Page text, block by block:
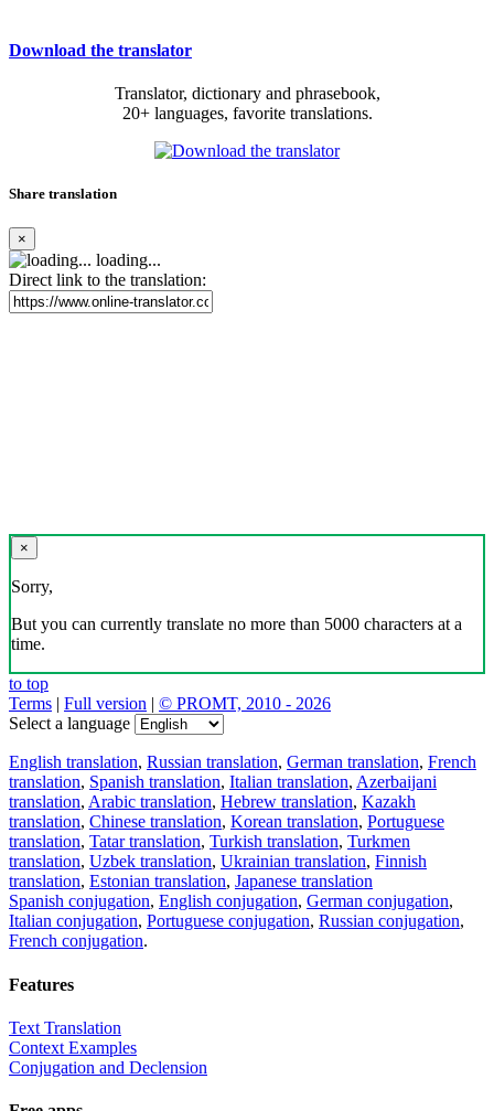
Download the translator
Translator, dictionary and phrasebook,
20+ languages, favorite translations.
Share translation
×
loading...
Direct link to the translation:
×
Sorry,
But you can currently translate no more than 5000 characters at a
time.
to top
Terms | Full version | © PROMT, 2010 - 2026
Select a language
English translation, Russian translation, German translation, French
translation, Spanish translation, Italian translation, Azerbaijani
translation, Arabic translation, Hebrew translation, Kazakh
translation, Chinese translation, Korean translation, Portuguese
translation, Tatar translation, Turkish translation, Turkmen
translation, Uzbek translation, Ukrainian translation, Finnish
translation, Estonian translation, Japanese translation
Spanish conjugation, English conjugation, German conjugation,
Italian conjugation, Portuguese conjugation, Russian conjugation,
French conjugation.
Features
Text Translation
Context Examples
Conjugation and Declension